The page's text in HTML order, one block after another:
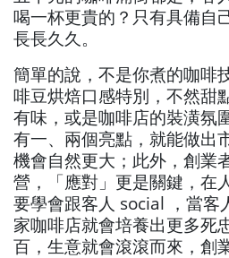
喝一杯更貴的？只有具備自
長長久久。
簡單的說，不是你煮的咖啡
啡豆烘焙口感特別，不然甜
有味，或是咖啡店的裝潢氛
有一、兩個亮點，就能做出
機會自然更大；此外，創業
營，「應對」更是關鍵，在
要學會跟客人 social ，當客
家咖啡店就會培養出更多死
百，生意就會滾滾而來，創